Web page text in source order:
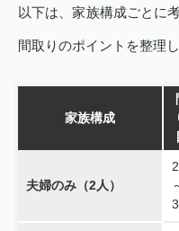
以下は、家族構成ごとに
間取りのポイントを整理し
家族構成
夫婦のみ（2人）